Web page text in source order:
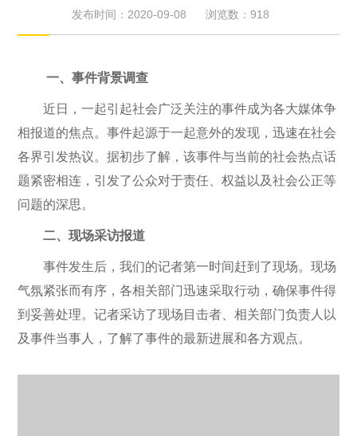
发布时间：2020-09-08 浏览数：918
一、事件背景调查
近日，一起引起社会广泛关注的事件成为各大媒体争
相报道的焦点。事件起源于一起意外的发现，迅速在社会
各界引发热议。据初步了解，该事件与当前的社会热点话
题紧密相连，引发了公众对于责任、权益以及社会公正等
问题的深思。
二、现场采访报道
事件发生后，我们的记者第一时间赶到了现场。现场
气氛紧张而有序，各相关部门迅速采取行动，确保事件得
到妥善处理。记者采访了现场目击者、相关部门负责人以
及事件当事人，了解了事件的最新进展和各方观点。